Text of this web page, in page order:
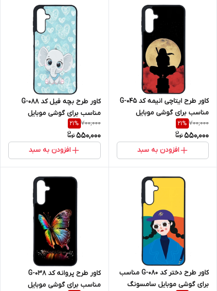
کاور طرح ایتاچی انیمه کد G-045
مناسب برای گوشی موبایل
سامسونگ Galaxy A16 4G / A16
5G
700,000
21%
550,000
افزودن به سبد
کاور طرح بچه فیل کد G-088
مناسب برای گوشی موبایل
سامسونگ Galaxy A16 4G / A16
5G
700,000
21%
550,000
افزودن به سبد
کاور طرح دختر کد G-080 مناسب
برای گوشی موبایل سامسونگ
کاور طرح پروانه کد G-038
مناسب برای گوشی موبایل